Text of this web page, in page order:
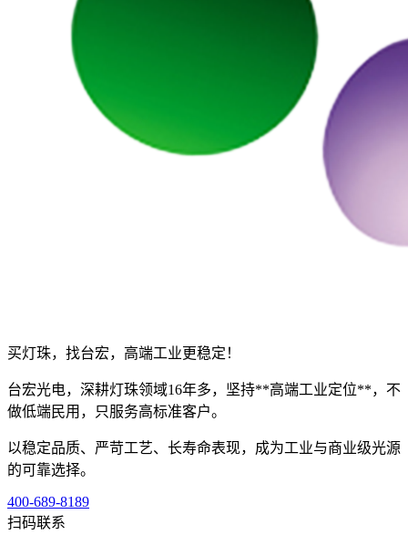
买灯珠，找台宏，高端工业更稳定！
台宏光电，深耕灯珠领域16年多，坚持**高端工业定位**，不
做低端民用，只服务高标准客户。
以稳定品质、严苛工艺、长寿命表现，成为工业与商业级光源
的可靠选择。
400-689-8189
扫码联系